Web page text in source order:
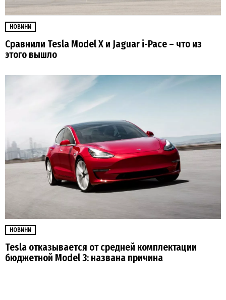
НОВИНИ
Сравнили Tesla Model X и Jaguar i-Pace – что из
этого вышло
НОВИНИ
Tesla отказывается от средней комплектации
бюджетной Model 3: названа причина